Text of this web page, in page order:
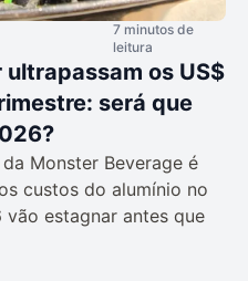
7 minutos de
leitura
os US$
será que
Monster Beverage é
custos do alumínio no
estagnar antes que